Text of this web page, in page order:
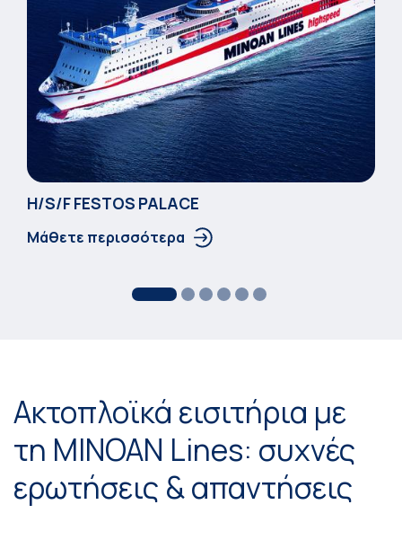
Η/S/F FESTOS PALACΕ
Μάθετε περισσότερα
Ακτοπλοϊκά εισιτήρια με
τη MINOAN Lines: συχνές
ερωτήσεις & απαντήσεις